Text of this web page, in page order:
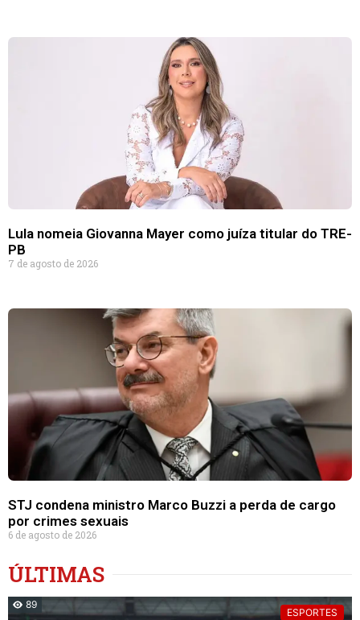
Lula nomeia Giovanna Mayer como juíza titular do TRE-
PB
7 de agosto de 2026
STJ condena ministro Marco Buzzi a perda de cargo
por crimes sexuais
6 de agosto de 2026
ÚLTIMAS
89
ESPORTES